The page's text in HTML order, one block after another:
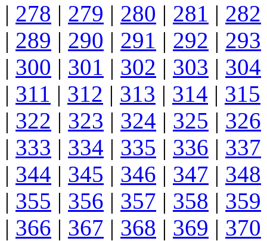
| 278 | 279 | 280 | 281 | 282
| 289 | 290 | 291 | 292 | 293
| 300 | 301 | 302 | 303 | 304
| 311 | 312 | 313 | 314 | 315
| 322 | 323 | 324 | 325 | 326
| 333 | 334 | 335 | 336 | 337
| 344 | 345 | 346 | 347 | 348
| 355 | 356 | 357 | 358 | 359
| 366 | 367 | 368 | 369 | 370